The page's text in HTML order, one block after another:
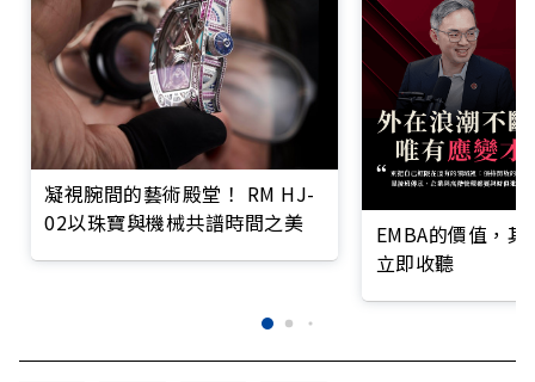
凝視腕間的藝術殿堂！ RM HJ-
02以珠寶與機械共譜時間之美
EMBA的價值，
立即收聽